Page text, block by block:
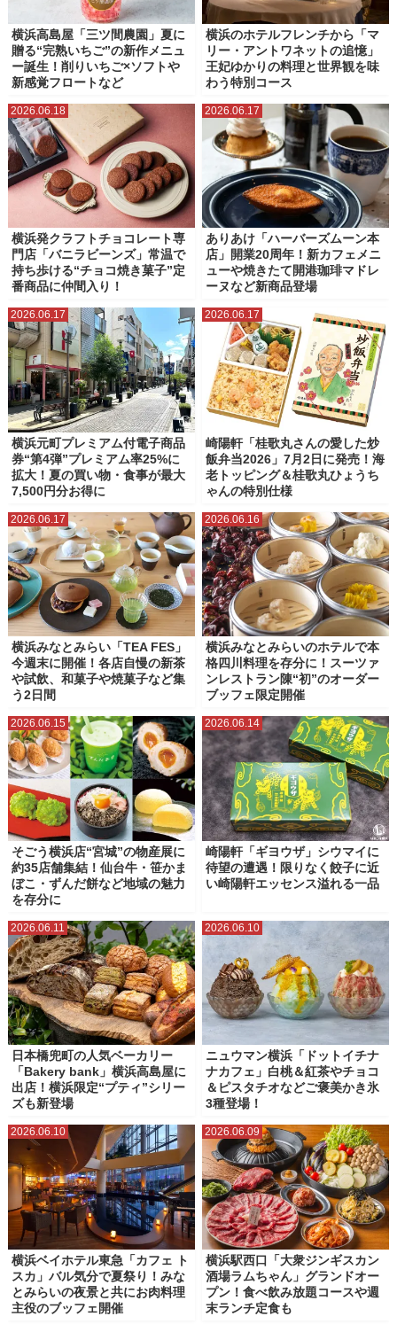
横浜高島屋「三ツ間農園」夏に
贈る“完熟いちご”の新作メニュ
ー誕生！削りいちご×ソフトや
新感覚フロートなど
横浜のホテルフレンチから「マ
リー・アントワネットの追憶」
王妃ゆかりの料理と世界観を味
わう特別コース
2026.06.18
横浜発クラフトチョコレート専
門店「バニラビーンズ」常温で
持ち歩ける“チョコ焼き菓子”定
番商品に仲間入り！
2026.06.17
ありあけ「ハーバーズムーン本
店」開業20周年！新カフェメニ
ューや焼きたて開港珈琲マドレ
ーヌなど新商品登場
2026.06.17
横浜元町プレミアム付電子商品
券“第4弾”プレミアム率25%に
拡大！夏の買い物・食事が最大
7,500円分お得に
2026.06.17
崎陽軒「桂歌丸さんの愛した炒
飯弁当2026」7月2日に発売！海
老トッピング＆桂歌丸ひょうち
ゃんの特別仕様
2026.06.17
横浜みなとみらい「TEA FES」
今週末に開催！各店自慢の新茶
や試飲、和菓子や焼菓子など集
う2日間
2026.06.16
横浜みなとみらいのホテルで本
格四川料理を存分に！スーツァ
ンレストラン陳“初”のオーダー
ブッフェ限定開催
2026.06.15
そごう横浜店“宮城”の物産展に
約35店舗集結！仙台牛・笹かま
ぼこ・ずんだ餅など地域の魅力
を存分に
2026.06.14
崎陽軒「ギヨウザ」シウマイに
待望の遭遇！限りなく餃子に近
い崎陽軒エッセンス溢れる一品
2026.06.11
日本橋兜町の人気ベーカリー
「Bakery bank」横浜高島屋に
出店！横浜限定“プティ”シリー
ズも新登場
2026.06.10
ニュウマン横浜「ドットイチナ
ナカフェ」白桃＆紅茶やチョコ
＆ピスタチオなどご褒美かき氷
3種登場！
2026.06.10
横浜ベイホテル東急「カフェ ト
スカ」バル気分で夏祭り！みな
とみらいの夜景と共にお肉料理
主役のブッフェ開催
2026.06.09
横浜駅西口「大衆ジンギスカン
酒場ラムちゃん」グランドオー
プン！食べ飲み放題コースや週
末ランチ定食も